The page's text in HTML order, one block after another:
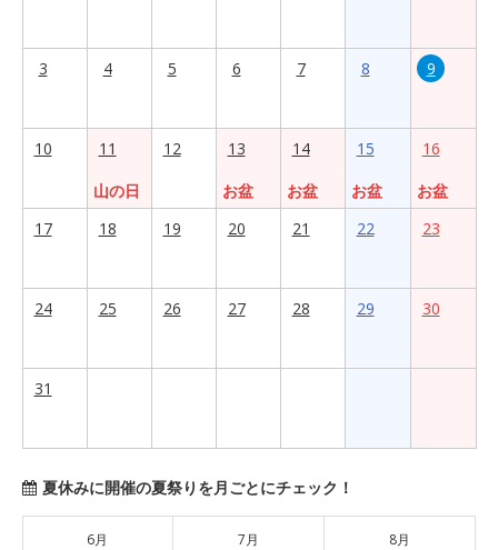
3 4 5 6 7 8 9
10
11
山の日
12
13
お盆
14
お盆
15
お盆
16
お盆
17
18 19 20 21 22 23
24 25 26 27 28 29 30
31
夏休みに開催の夏祭りを月ごとにチェック！
6月 7月 8月